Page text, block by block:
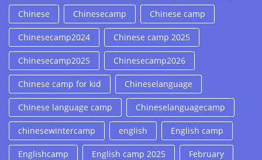
Chinese Chinesecamp Chinese camp
Chinesecamp2024 Chinese camp 2025
Chinesecamp2025 Chinesecamp2026
Chinese camp for kid Chineselanguage
Chinese language camp Chineselanguagecamp
chinesewintercamp english English camp
Englishcamp English camp 2025 February